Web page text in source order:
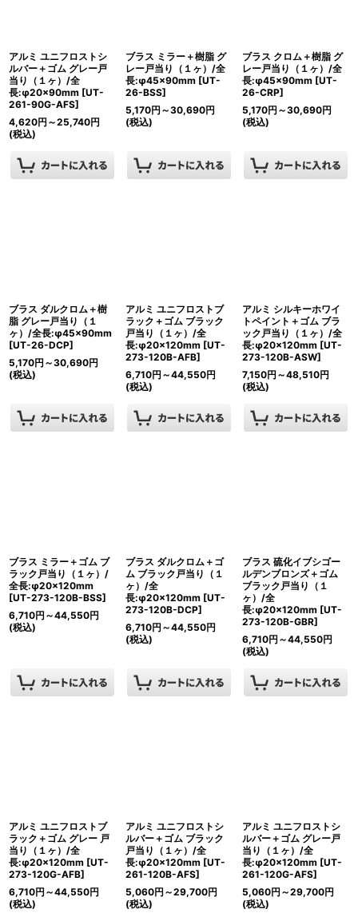
アルミ ユニフロストシ
ルバー＋ゴム グレー戸
当り（１ヶ）/全
長:φ20×90mm [UT-
261-90G-AFS]
4,620円 ～25,740円
(税込)
ブラス ミラー＋樹脂 グ
レー戸当り（１ヶ）/全
長:φ45×90mm [UT-
26-BSS]
5,170円 ～30,690円
(税込)
ブラス クロム＋樹脂 グ
レー戸当り（１ヶ）/全
長:φ45×90mm [UT-
26-CRP]
5,170円 ～30,690円
(税込)
ブラス ダルクロム＋樹
脂 グレー戸当り（１
ヶ）/全長:φ45×90mm
[UT-26-DCP]
5,170円 ～30,690円
(税込)
アルミ ユニフロストブ
ラック＋ゴム ブラック
戸当り（１ヶ）/全
長:φ20×120mm [UT-
273-120B-AFB]
6,710円 ～44,550円
(税込)
アルミ シルキーホワイ
トペイント＋ゴム ブラ
ック戸当り（１ヶ）/全
長:φ20×120mm [UT-
273-120B-ASW]
7,150円 ～48,510円
(税込)
ブラス ミラー＋ゴム ブ
ラック戸当り（１ヶ）/
全長:φ20×120mm
[UT-273-120B-BSS]
6,710円 ～44,550円
(税込)
ブラス ダルクロム＋ゴ
ム ブラック戸当り（１
ヶ）/全
長:φ20×120mm [UT-
273-120B-DCP]
6,710円 ～44,550円
(税込)
ブラス 硫化イブシゴー
ルデンブロンズ＋ゴム
ブラック戸当り（１
ヶ）/全
長:φ20×120mm [UT-
273-120B-GBR]
6,710円 ～44,550円
(税込)
アルミ ユニフロストブ
ラック＋ゴム グレー 戸
当り（１ヶ）/全
長:φ20×120mm [UT-
273-120G-AFB]
6,710円 ～44,550円
(税込)
アルミ ユニフロストシ
ルバー＋ゴム ブラック
戸当り（１ヶ）/全
長:φ20×120mm [UT-
261-120B-AFS]
5,060円 ～29,700円
(税込)
アルミ ユニフロストシ
ルバー＋ゴム グレー戸
当り（１ヶ）/全
長:φ20×120mm [UT-
261-120G-AFS]
5,060円 ～29,700円
(税込)